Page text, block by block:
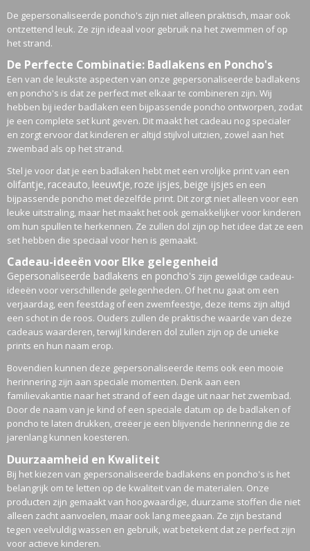
De gepersonaliseerde poncho's zijn niet alleen praktisch, maar ook
ontzettend leuk. Ze zijn ideaal voor gebruik na het zwemmen of op
het strand.
De Perfecte Combinatie: Badlakens en Poncho's
Een van de leukste aspecten van onze gepersonaliseerde badlakens
en poncho's is dat ze perfect met elkaar te combineren zijn. Wij
hebben bij ieder badlaken een bijpassende poncho ontworpen, zodat
je een complete set kunt geven. Dit maakt het cadeau nog specialer
en zorgt ervoor dat kinderen er altijd stijlvol uitzien, zowel aan het
zwembad als op het strand.
Stel je voor dat je een badlaken hebt met een vrolijke print van een
olifantje, raceauto, leeuwtje, roze ijsjes, beige ijsjes en een
bijpassende poncho met dezelfde print. Dit zorgt niet alleen voor een
leuke uitstraling, maar het maakt het ook gemakkelijker voor kinderen
om hun spullen te herkennen. Ze zullen dol zijn op het idee dat ze een
set hebben die speciaal voor hen is gemaakt.
Cadeau-ideeën voor Elke gelegenheid
Gepersonaliseerde badlakens en poncho's zijn geweldige cadeau-
ideeën voor verschillende gelegenheden. Of het nu gaat om een
verjaardag, een feestdag of een zwemfeestje, deze items zijn altijd
een schot in de roos. Ouders zullen de praktische waarde van deze
cadeaus waarderen, terwijl kinderen dol zullen zijn op de unieke
prints en hun naam erop.
Bovendien kunnen deze gepersonaliseerde items ook een mooie
herinnering zijn aan speciale momenten. Denk aan een
familievakantie naar het strand of een dagje uit naar het zwembad.
Door de naam van je kind of een speciale datum op de badlaken of
poncho te laten drukken, creëer je een blijvende herinnering die ze
jarenlang kunnen koesteren.
Duurzaamheid en Kwaliteit
Bij het kiezen van gepersonaliseerde badlakens en poncho's is het
belangrijk om te letten op de kwaliteit van de materialen. Onze
producten zijn gemaakt van hoogwaardige, duurzame stoffen die niet
alleen zacht aanvoelen, maar ook lang meegaan. Ze zijn bestand
tegen veelvuldig wassen en gebruik, wat betekent dat ze perfect zijn
voor actieve kinderen.